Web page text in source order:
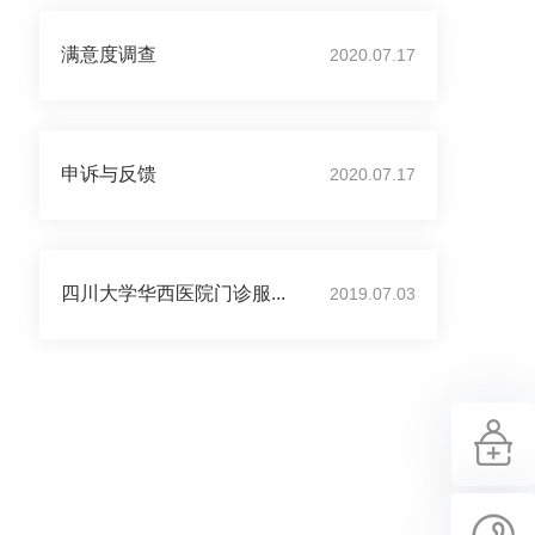
满意度调查 2020.07.17
申诉与反馈 2020.07.17
四川大学华西医院门诊服... 2019.07.03